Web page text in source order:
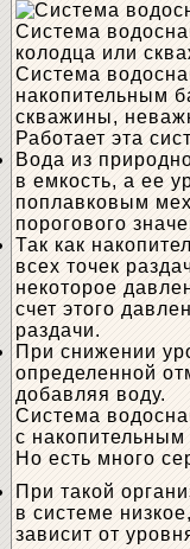
Система
колодца или
Система
накопительным
скважины,
Работает эта
Вода из
в емкость, а ее
поплавковым
порогового
Так как
всех точек
некоторое
счет этого
раздачи.
При снижении
определенной
добавляя воду.
Система
с
Но есть много
При такой
в системе
зависит от